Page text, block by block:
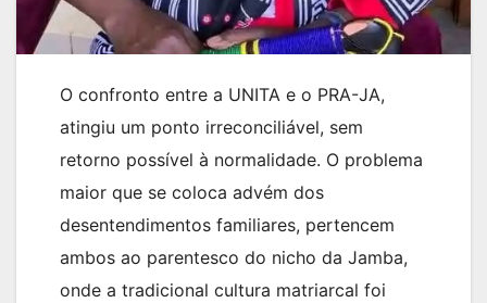
O confronto entre a UNITA e o PRA-JA,
atingiu um ponto irreconciliável, sem
retorno possível à normalidade. O problema
maior que se coloca advém dos
desentendimentos familiares, pertencem
ambos ao parentesco do nicho da Jamba,
onde a tradicional cultura matriarcal foi